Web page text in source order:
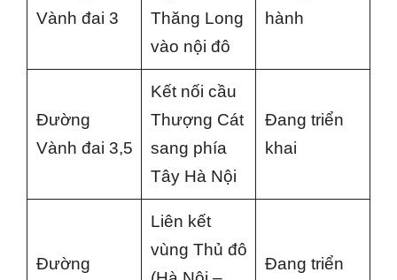
Vành đai 3
Thăng Long
vào nội đô
hành
Đường
Vành đai 3,5
Kết nối cầu
Thượng Cát
sang phía
Tây Hà Nội
Đang triển
khai
Đường
Liên kết
vùng Thủ đô
Đang triển